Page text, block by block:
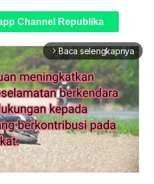
Channel Republika
arrow_forward_ios Baca selengkapnya